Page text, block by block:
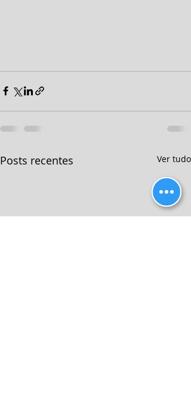
Posts recentes Ver tudo